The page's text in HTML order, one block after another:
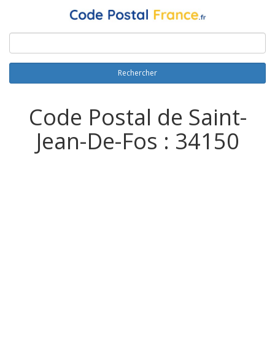
Rechercher
Code Postal de Saint-
Jean-De-Fos : 34150